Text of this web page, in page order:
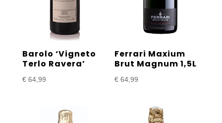
Barolo ‘Vigneto
Terlo Ravera’
€64,99
Ferrari Maxium
Brut Magnum 1,5L
€ 64,99